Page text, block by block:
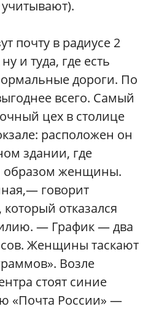
почту в радиусе 2
и туда, где есть
дороги. По
всего. Самый
цех в столице
расположен он
здании, где
образом женщины.
говорит
отказался
— График — два
Женщины таскают
Возле
стоят синие
«Почта России» —